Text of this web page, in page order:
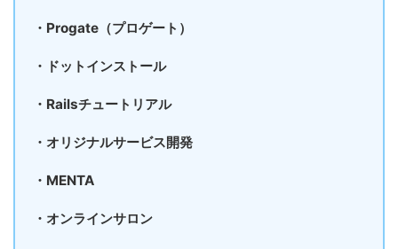
・Progate（プロゲート）
・ドットインストール
・Railsチュートリアル
・オリジナルサービス開発
・MENTA
・オンラインサロン